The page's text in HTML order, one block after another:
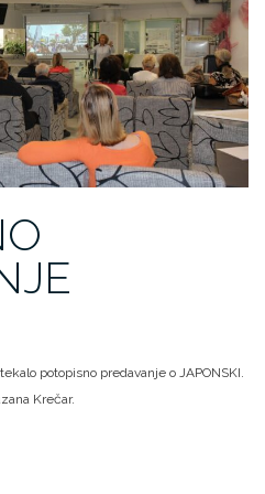
potopisno predavanje o JAPONSKI.
Krečar.